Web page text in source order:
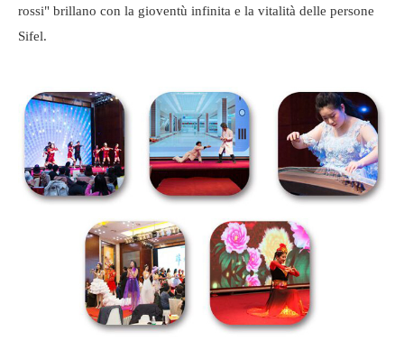
rossi" brillano con la gioventù infinita e la vitalità delle persone
Sifel.